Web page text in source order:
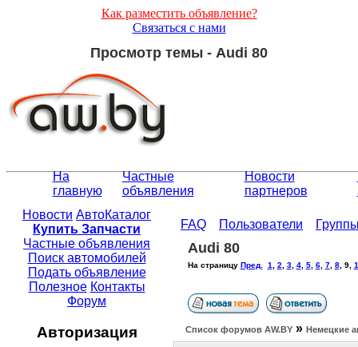
Как разместить объявление?
Связаться с нами
Просмотр темы - Audi 80
На
главную
Частные
объявления
Новости
партнеров
Новости АвтоКаталог
Купить Запчасти
Частные объявления
Поиск автомобилей
Подать объявление
Полезное Контакты
Форум
Авторизация
FAQ Пользователи
Audi 80
На страницу Пред. 1 2 3, 4, 5, 6, 7, 8, 9,
Список форумов АW.BY » Немецкие